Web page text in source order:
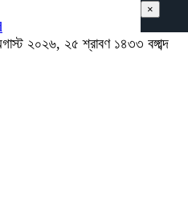
২০২৬, ২৫ শ্রাবণ ১৪৩৩ বঙ্গাব্দ
×